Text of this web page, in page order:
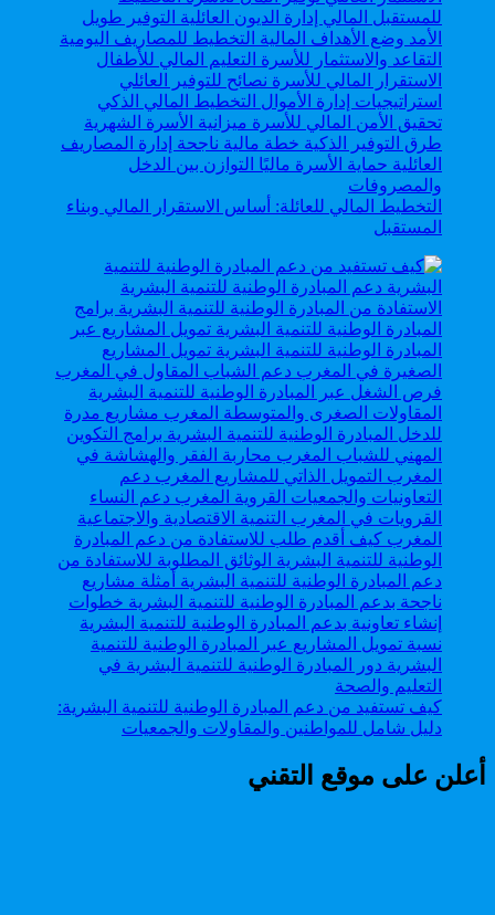
التخطيط المالي للعائلة: أساس الاستقرار المالي وبناء
المستقبل
كيف تستفيد من دعم المبادرة الوطنية للتنمية البشرية:
دليل شامل للمواطنين والمقاولات والجمعيات
أعلن على موقع التقني